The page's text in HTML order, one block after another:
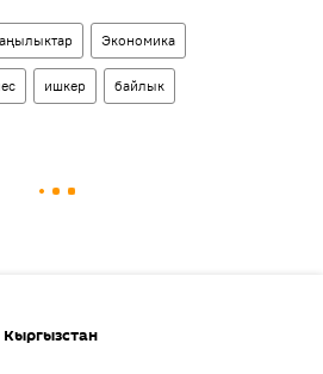
Экономика
ишкер байлык
Кыргызстан